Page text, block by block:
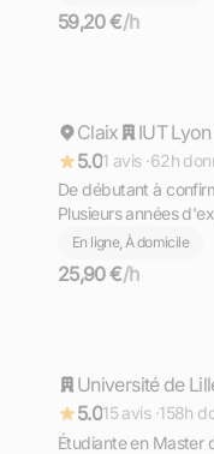
59,20 €/h
Répond
Claix
5.01 avis ·62h
De débutant à
Plusieurs années
diplômé du Bac
l'équivalent de la
En ligne, À domicile
25,90 €/h
Répond
Université de
5.015 avis ·158h
Étudiante en Master